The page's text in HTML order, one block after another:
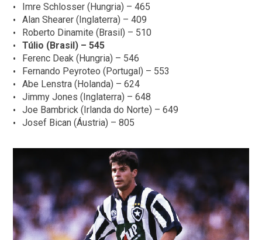
Imre Schlosser (Hungria) – 465
Alan Shearer (Inglaterra) – 409
Roberto Dinamite (Brasil) – 510
Túlio (Brasil) – 545
Ferenc Deak (Hungria) – 546
Fernando Peyroteo (Portugal) – 553
Abe Lenstra (Holanda) – 624
Jimmy Jones (Inglaterra) – 648
Joe Bambrick (Irlanda do Norte) – 649
Josef Bican (Áustria) – 805